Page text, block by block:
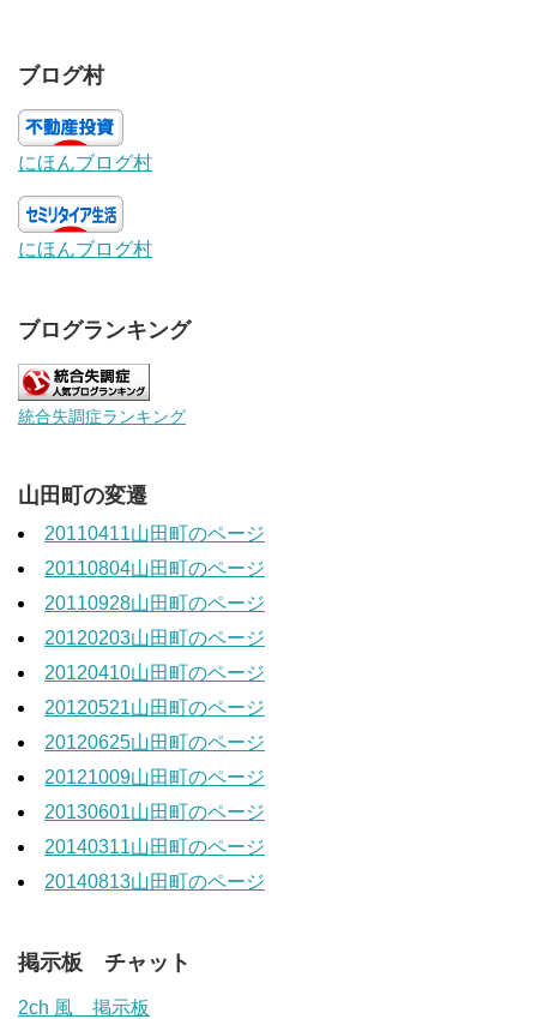
ブログ村
にほんブログ村
にほんブログ村
ブログランキング
統合失調症ランキング
山田町の変遷
20110411山田町のページ
20110804山田町のページ
20110928山田町のページ
20120203山田町のページ
20120410山田町のページ
20120521山田町のページ
20120625山田町のページ
20121009山田町のページ
20130601山田町のページ
20140311山田町のページ
20140813山田町のページ
掲示板 チャット
2ch 風 掲示板